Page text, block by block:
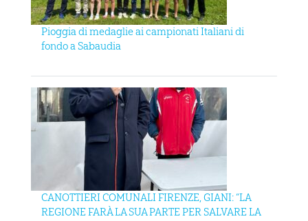
Pioggia di medaglie ai campionati Italiani di
fondo a Sabaudia
CANOTTIERI COMUNALI FIRENZE, GIANI: “LA
REGIONE FARÀ LA SUA PARTE PER SALVARE LA